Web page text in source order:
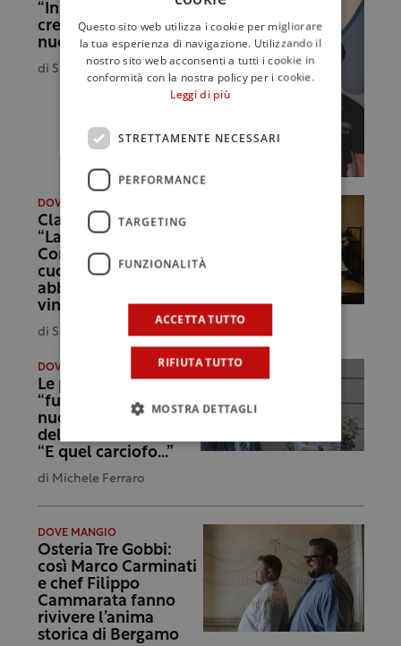
“Insieme allo chef la
creazione di un
nuovo impasto”
di Simona Valerio
DOVE MANGIO
Claudio Oliveri apre
“La Vineria del
Conte”: “La mia
cucina friendly
abbinata a grandi
vini”
di Simona Valerio
DOVE MANGIO
Le preparazioni
“futuristiche” nel
nuovo menù
dell’Osteria Il Moro:
“E quel carciofo…”
di Michele Ferraro
DOVE MANGIO
Osteria Tre Gobbi:
così Marco Carminati
e chef Filippo
Cammarata fanno
rivivere l’anima
storica di Bergamo
Questo sito web utilizza i cookie per migliorare
la tua esperienza di navigazione. Utilizzando il
nostro sito web acconsenti a tutti i cookie in
conformità con la nostra policy per i cookie.
Leggi di più
STRETTAMENTE NECESSARI
PERFORMANCE
TARGETING
FUNZIONALITÀ
ACCETTA TUTTO
RIFIUTA TUTTO
MOSTRA DETTAGLI